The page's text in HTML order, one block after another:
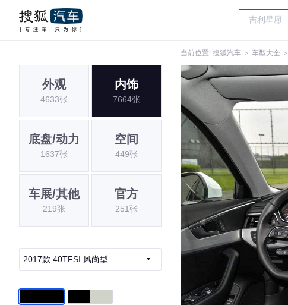
当前位置: 搜狐汽车 ＞ 车型大全 ＞
外观
4633张
内饰
7664张
底盘/动力
1637张
空间
449张
车展/其他
219张
官方
251张
2017款 40TFSI 风尚型